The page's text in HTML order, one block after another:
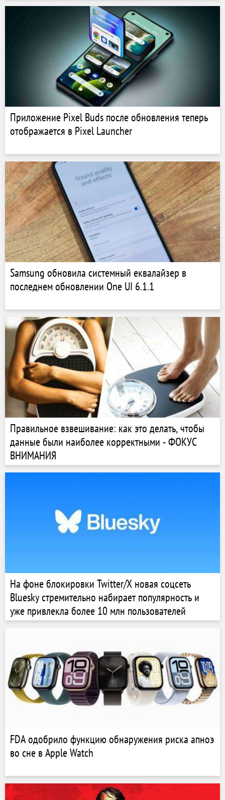
Приложение Pixel Buds после обновления теперь
отображается в Pixel Launcher
Samsung обновила системный еквалайзер в
последнем обновлении One UI 6.1.1
Правильное взвешивание: как это делать, чтобы
данные были наиболее корректными - ФОКУС
ВНИМАНИЯ
На фоне блокировки Twitter/X новая соцсеть
Bluesky стремительно набирает популярность и
уже привлекла более 10 млн пользователей
FDA одобрило функцию обнаружения риска апноэ
во сне в Apple Watch